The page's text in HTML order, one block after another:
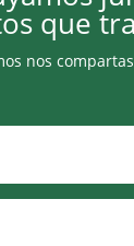
que
nos